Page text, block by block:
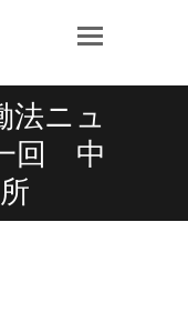
法ニュ
回 中